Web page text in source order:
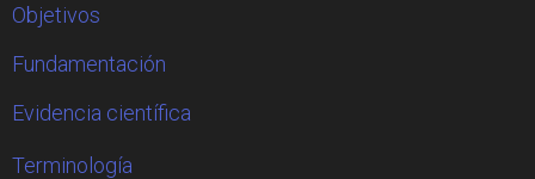
Objetivos
Fundamentación
Evidencia científica
Terminología